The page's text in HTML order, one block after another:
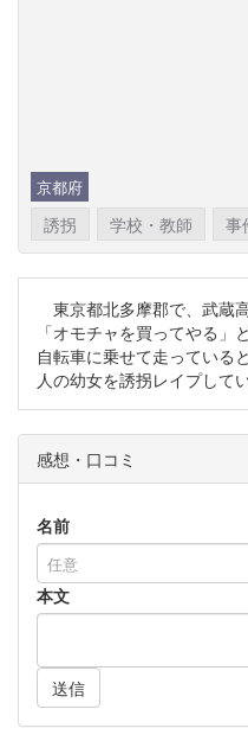
京都府
誘拐 学校・教師 事
東京都北多摩郡で、武蔵
「オモチャを買ってやる」
自転車に乗せて走っている
人の幼女を誘拐レイプして
感想・口コミ
名前
本文
送信